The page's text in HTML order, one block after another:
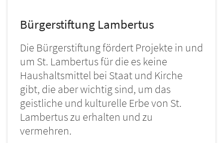
Bürgerstiftung Lambertus
Die Bürgerstiftung fördert Projekte in und
um St. Lambertus für die es keine
Haushaltsmittel bei Staat und Kirche
gibt, die aber wichtig sind, um das
geistliche und kulturelle Erbe von St.
Lambertus zu erhalten und zu
vermehren.